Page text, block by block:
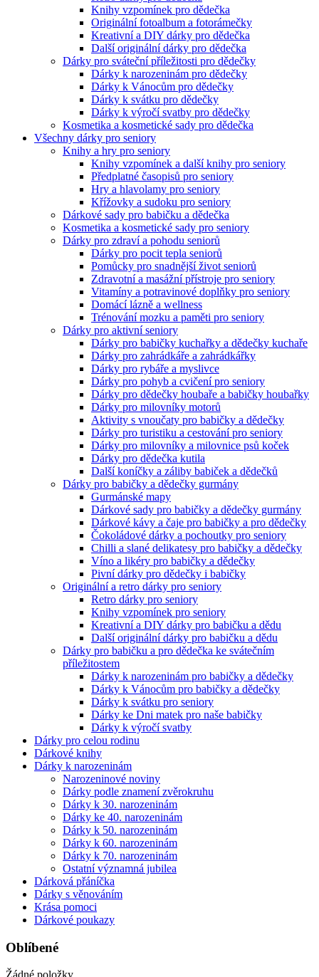
Knihy vzpomínek pro dědečka
Originální fotoalbum a fotorámečky
Kreativní a DIY dárky pro dědečka
Další originální dárky pro dědečka
Dárky pro sváteční příležitosti pro dědečky
Dárky k narozeninám pro dědečky
Dárky k Vánocům pro dědečky
Dárky k svátku pro dědečky
Dárky k výročí svatby pro dědečky
Kosmetika a kosmetické sady pro dědečka
Všechny dárky pro seniory
Knihy a hry pro seniory
Knihy vzpomínek a další knihy pro seniory
Předplatné časopisů pro seniory
Hry a hlavolamy pro seniory
Křížovky a sudoku pro seniory
Dárkové sady pro babičku a dědečka
Kosmetika a kosmetické sady pro seniory
Dárky pro zdraví a pohodu seniorů
Dárky pro pocit tepla seniorů
Pomůcky pro snadnější život seniorů
Zdravotní a masážní přístroje pro seniory
Vitamíny a potravinové doplňky pro seniory
Domácí lázně a wellness
Trénování mozku a paměti pro seniory
Dárky pro aktivní seniory
Dárky pro babičky kuchařky a dědečky kuchaře
Dárky pro zahrádkáře a zahrádkářky
Dárky pro rybáře a myslivce
Dárky pro pohyb a cvičení pro seniory
Dárky pro dědečky houbaře a babičky houbařky
Dárky pro milovníky motorů
Aktivity s vnoučaty pro babičky a dědečky
Dárky pro turistiku a cestování pro seniory
Dárky pro milovníky a milovnice psů koček
Dárky pro dědečka kutila
Další koníčky a záliby babiček a dědečků
Dárky pro babičky a dědečky gurmány
Gurmánské mapy
Dárkové sady pro babičky a dědečky gurmány
Dárkové kávy a čaje pro babičky a pro dědečky
Čokoládové dárky a pochoutky pro seniory
Chilli a slané delikatesy pro babičky a dědečky
Víno a likéry pro babičky a dědečky
Pivní dárky pro dědečky i babičky
Originální a retro dárky pro seniory
Retro dárky pro seniory
Knihy vzpomínek pro seniory
Kreativní a DIY dárky pro babičku a dědu
Další originální dárky pro babičku a dědu
Dárky pro babičku a pro dědečka ke svátečním
příležitostem
Dárky k narozeninám pro babičky a dědečky
Dárky k Vánocům pro babičky a dědečky
Dárky k svátku pro seniory
Dárky ke Dni matek pro naše babičky
Dárky k výročí svatby
Dárky pro celou rodinu
Dárkové knihy
Dárky k narozeninám
Narozeninové noviny
Dárky podle znamení zvěrokruhu
Dárky k 30. narozeninám
Dárky ke 40. narozeninám
Dárky k 50. narozeninám
Dárky k 60. narozeninám
Dárky k 70. narozeninám
Ostatní významná jubilea
Dárková přáníčka
Dárky s věnováním
Krása pomoci
Dárkové poukazy
Oblíbené